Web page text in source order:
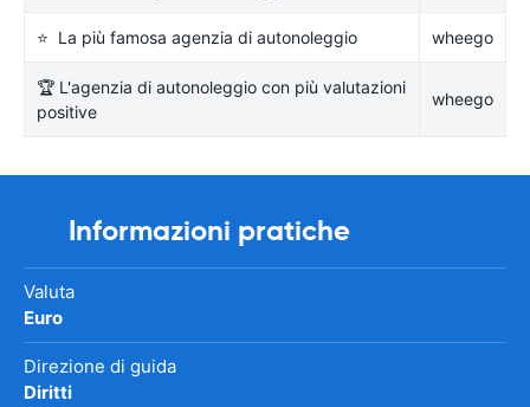
⭐ La più famosa agenzia di autonoleggio wheego
🏆 L'agenzia di autonoleggio con più valutazioni
positive
wheego
Informazioni pratiche
Valuta
Euro
Direzione di guida
Diritti